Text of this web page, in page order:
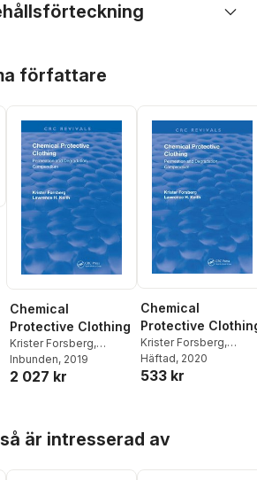
författare
Chemical
Protective Clothing
Krister Forsberg,
Lawrence Keith
Inbunden, 2019
2 027 kr
Chemical
Protective
Krister Forsberg,
Lawrence Keith
Häftad, 2020
533 kr
är intresserad av